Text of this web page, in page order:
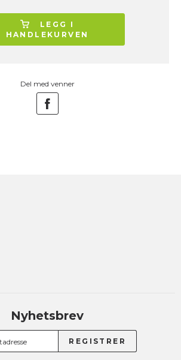
LEGG I
HANDLEKURVEN
Del med venner
Nyhetsbrev